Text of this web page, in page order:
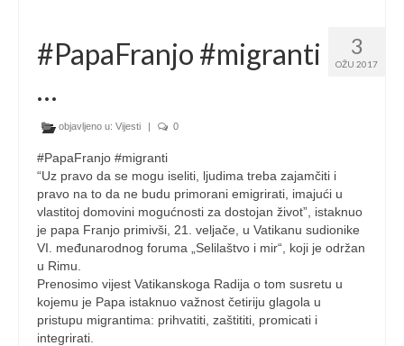
3
OŽU 2017
#PapaFranjo #migranti
…
objavljeno u: Vijesti | 0
#PapaFranjo #migranti
“Uz pravo da se mogu iseliti, ljudima treba zajamčiti i
pravo na to da ne budu primorani emigrirati, imajući u
vlastitoj domovini mogućnosti za dostojan život”, istaknuo
je papa Franjo primivši, 21. veljače, u Vatikanu sudionike
VI. međunarodnog foruma „Selilaštvo i mir“, koji je održan
u Rimu.
Prenosimo vijest Vatikanskoga Radija o tom susretu u
kojemu je Papa istaknuo važnost četiriju glagola u
pristupu migrantima: prihvatiti, zaštititi, promicati i
integrirati.